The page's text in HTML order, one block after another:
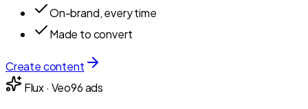
On-brand, every time
Made to convert
Create content
Flux · Veo96ads